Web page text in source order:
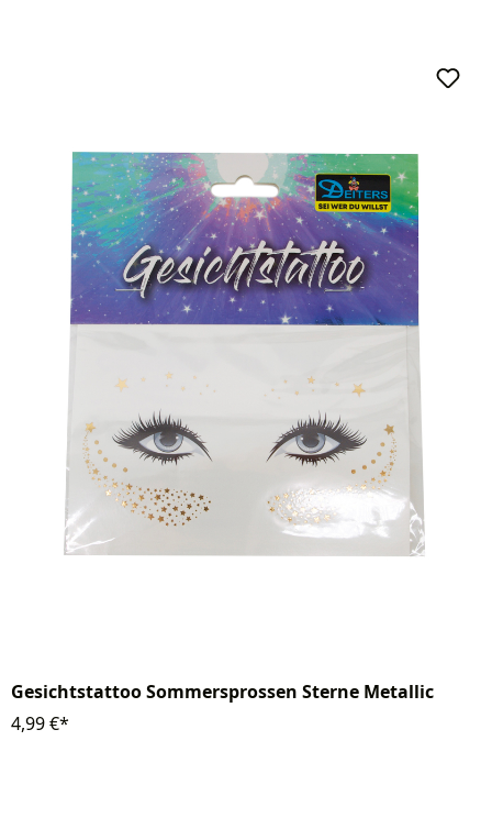
Gesichtstattoo Sommersprossen Sterne Metallic
4,99 €*